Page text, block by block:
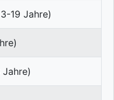
19 Jahre)